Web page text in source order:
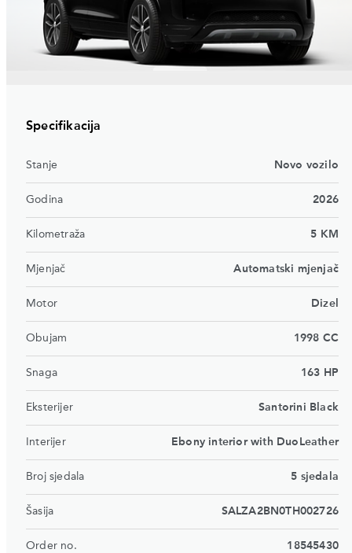
Specifikacija
Stanje Novo vozilo
Godina 2026
Kilometraža 5 KM
Mjenjač Automatski mjenjač
Motor Dizel
Obujam 1998 CC
Snaga 163 HP
Eksterijer Santorini Black
Interijer Ebony interior with DuoLeather
Broj sjedala 5 sjedala
Šasija SALZA2BN0TH002726
Order no. 18545430